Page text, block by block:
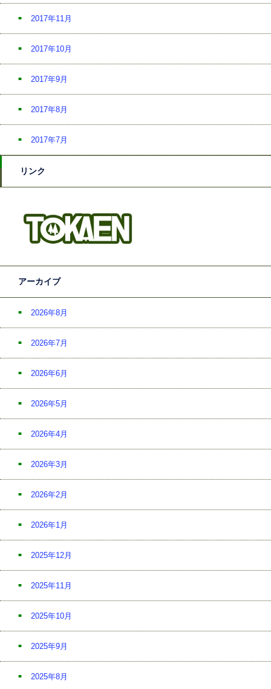
2017年11月
2017年10月
2017年9月
2017年8月
2017年7月
リンク
アーカイブ
2026年8月
2026年7月
2026年6月
2026年5月
2026年4月
2026年3月
2026年2月
2026年1月
2025年12月
2025年11月
2025年10月
2025年9月
2025年8月